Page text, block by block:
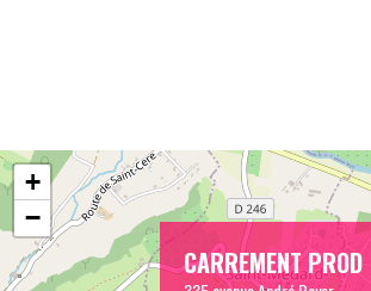
CARREMENT PROD
+
−